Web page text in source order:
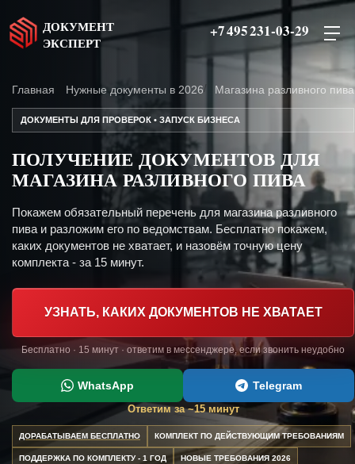
ДОКУМЕНТ
ЭКСПЕРТ
+7 495 231-03-29
Главная Нужные документы в 2026 Магазина разливного пива
ДОКУМЕНТЫ ДЛЯ ПРОВЕРОК • ЗАПУСК БИЗНЕСА
ПОЛУЧЕНИЕ ДОКУМЕНТОВ ДЛЯ
МАГАЗИНА РАЗЛИВНОГО ПИВА
Покажем обязательный перечень для магазина разливного
пива и разложим его по ведомствам. Бесплатно покажем,
каких документов не хватает, и назовём точную цену
комплекта - за 15 минут.
УЗНАТЬ, КАКИХ ДОКУМЕНТОВ НЕ ХВАТАЕТ
Бесплатно · 15 минут · ответим в мессенджере, если звонить неудобно
WhatsApp Telegram
Ответим за ~15 минут
ДОРАБАТЫВАЕМ БЕСПЛАТНО КОМПЛЕКТ ПО ДЕЙСТВУЮЩИМ ТРЕБОВАНИЯМ
ПОДДЕРЖКА ПО КОМПЛЕКТУ - 1 ГОД НОВЫЕ ТРЕБОВАНИЯ 2026